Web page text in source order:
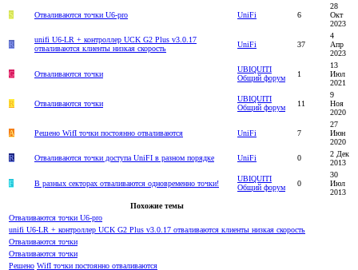
S Отваливаются точки U6-pro UniFi 6
28
Окт
2023
R
unifi U6-LR + контроллер UCK G2 Plus v3.0.17
отваливаются клиенты низкая скорость
UniFi 37
4
Апр
2023
G Отваливаются точки
UBIQUITI
Общий форум
1
13
Июл
2021
R Отваливаются точки
UBIQUITI
Общий форум
11
9
Ноя
2020
A Решено WifI точки постоянно отваливаются UniFi 7
27
Июн
2020
R
Отваливаются точки доступа UniFI в разном порядке UniFi 0
2 Дек
2013
F В разных секторах отваливаются одновременно точки!
UBIQUITI
Общий форум
0
30
Июл
2013
Похожие темы
Отваливаются точки U6-pro
unifi U6-LR + контроллер UCK G2 Plus v3.0.17 отваливаются клиенты низкая скорость
Отваливаются точки
Отваливаются точки
Решено WifI точки постоянно отваливаются